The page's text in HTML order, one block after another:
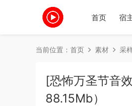
首页 宿
当前位置： 首页 素材 采
[恐怖万圣节音
88.15Mb）